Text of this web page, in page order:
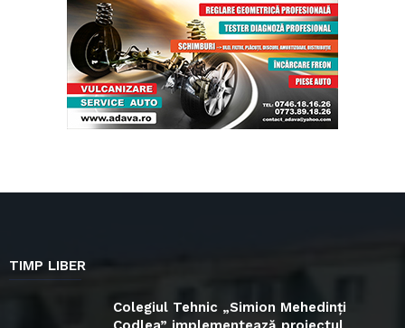
TIMP LIBER
Colegiul Tehnic „Simion Mehedinți